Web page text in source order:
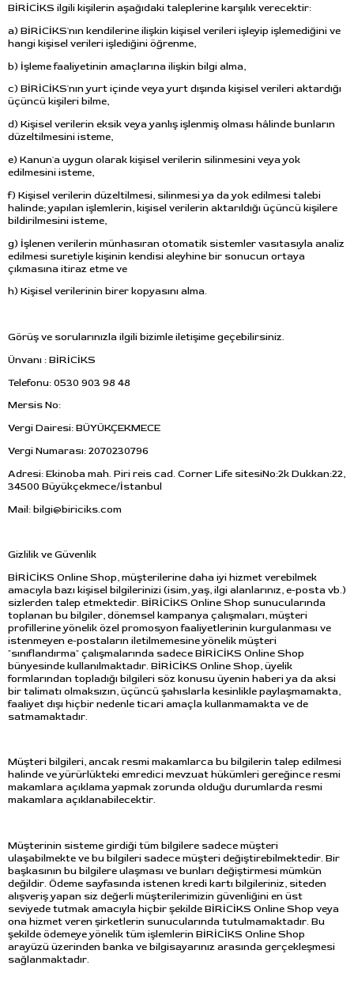
BİRİCİKS ilgili kişilerin aşağıdaki taleplerine karşılık verecektir:
a) BİRİCİKS'nın kendilerine ilişkin kişisel verileri işleyip işlemediğini ve
hangi kişisel verileri işlediğini öğrenme,
b) İşleme faaliyetinin amaçlarına ilişkin bilgi alma,
c) BİRİCİKS'nın yurt içinde veya yurt dışında kişisel verileri aktardığı
üçüncü kişileri bilme,
d) Kişisel verilerin eksik veya yanlış işlenmiş olması hâlinde bunların
düzeltilmesini isteme,
e) Kanun'a uygun olarak kişisel verilerin silinmesini veya yok
edilmesini isteme,
f) Kişisel verilerin düzeltilmesi, silinmesi ya da yok edilmesi talebi
halinde; yapılan işlemlerin, kişisel verilerin aktarıldığı üçüncü kişilere
bildirilmesini isteme,
g) İşlenen verilerin münhasıran otomatik sistemler vasıtasıyla analiz
edilmesi suretiyle kişinin kendisi aleyhine bir sonucun ortaya
çıkmasına itiraz etme ve
h) Kişisel verilerinin birer kopyasını alma.
Görüş ve sorularınızla ilgili bizimle iletişime geçebilirsiniz.
Ünvanı : BİRİCİKS
Telefonu: 0530 903 98 48
Mersis No:
Vergi Dairesi: BÜYÜKÇEKMECE
Vergi Numarası: 2070230796
Adresi: Ekinoba mah. Piri reis cad. Corner Life sitesiNo:2k Dukkan:22,
34500 Büyükçekmece/İstanbul
Mail:bilgi@biriciks.com
Gizlilik ve Güvenlik
BİRİCİKS Online Shop, müşterilerine daha iyi hizmet verebilmek
amacıyla bazı kişisel bilgilerinizi (isim, yaş, ilgi alanlarınız, e-posta vb.)
sizlerden talep etmektedir. BİRİCİKS Online Shop sunucularında
toplanan bu bilgiler, dönemsel kampanya çalışmaları, müşteri
profillerine yönelik özel promosyon faaliyetlerinin kurgulanması ve
istenmeyen e-postaların iletilmemesine yönelik müşteri
"sınıflandırma" çalışmalarında sadece BİRİCİKS Online Shop
bünyesinde kullanılmaktadır. BİRİCİKS Online Shop, üyelik
formlarından topladığı bilgileri söz konusu üyenin haberi ya da aksi
bir talimatı olmaksızın, üçüncü şahıslarla kesinlikle paylaşmamakta,
faaliyet dışı hiçbir nedenle ticari amaçla kullanmamakta ve de
satmamaktadır.
Müşteri bilgileri, ancak resmi makamlarca bu bilgilerin talep edilmesi
halinde ve yürürlükteki emredici mevzuat hükümleri gereğince resmi
makamlara açıklama yapmak zorunda olduğu durumlarda resmi
makamlara açıklanabilecektir.
Müşterinin sisteme girdiği tüm bilgilere sadece müşteri
ulaşabilmekte ve bu bilgileri sadece müşteri değiştirebilmektedir. Bir
başkasının bu bilgilere ulaşması ve bunları değiştirmesi mümkün
değildir. Ödeme sayfasında istenen kredi kartı bilgileriniz, siteden
alışveriş yapan siz değerli müşterilerimizin güvenliğini en üst
seviyede tutmak amacıyla hiçbir şekilde BİRİCİKS Online Shop veya
ona hizmet veren şirketlerin sunucularında tutulmamaktadır. Bu
şekilde ödemeye yönelik tüm işlemlerin BİRİCİKS Online Shop
arayüzü üzerinden banka ve bilgisayarınız arasında gerçekleşmesi
sağlanmaktadır.